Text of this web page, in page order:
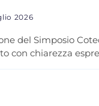
2026
del Simposio
con chiarezza